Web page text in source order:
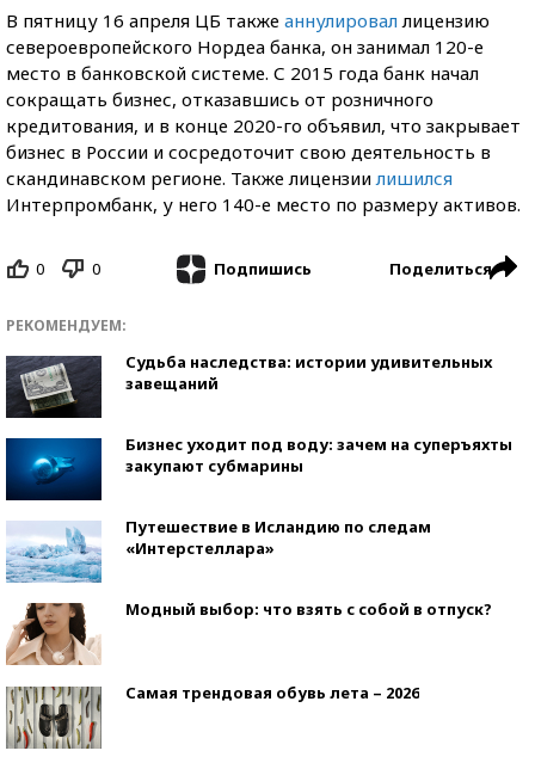
В пятницу 16 апреля ЦБ также аннулировал лицензию
североевропейского Нордеа банка, он занимал 120-е
место в банковской системе. С 2015 года банк начал
сокращать бизнес, отказавшись от розничного
кредитования, и в конце 2020-го объявил, что закрывает
бизнес в России и сосредоточит свою деятельность в
скандинавском регионе. Также лицензии лишился
Интерпромбанк, у него 140-е место по размеру активов.
0 0 Подпишись Поделиться
РЕКОМЕНДУЕМ:
Судьба наследства: истории удивительных
завещаний
Бизнес уходит под воду: зачем на суперъяхты
закупают субмарины
Путешествие в Исландию по следам
«Интерстеллара»
Модный выбор: что взять с собой в отпуск?
Самая трендовая обувь лета – 2026